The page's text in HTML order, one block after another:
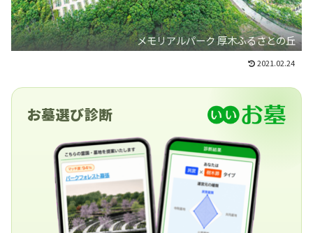
メモリアルパーク 厚木ふるさとの丘
2021.02.24
お墓選び診断